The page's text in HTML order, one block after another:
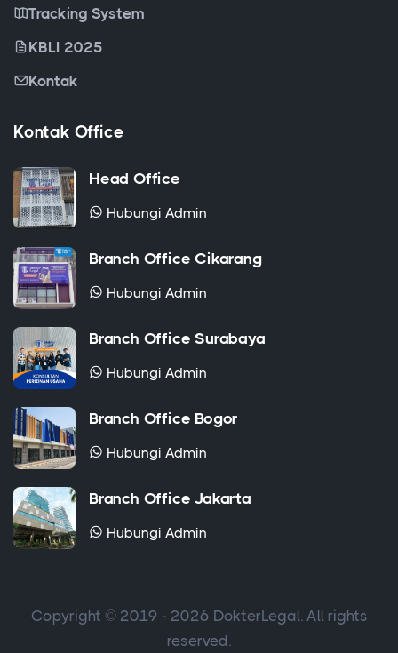
KBLI 2025
Kontak
Head Office
Hubungi Admin
Branch Office Cikarang
Hubungi Admin
Branch Office Surabaya
Hubungi Admin
Branch Office Bogor
Hubungi Admin
Branch Office Jakarta
Hubungi Admin